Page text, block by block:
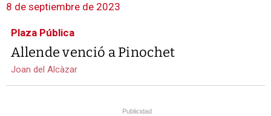
8 de septiembre de 2023
Plaza Pública
Allende venció a Pinochet
Joan del Alcàzar
Publicidad